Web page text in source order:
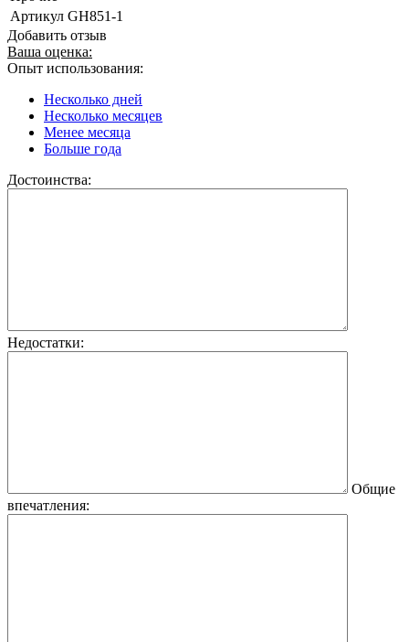
Артикул GH851-1
Добавить отзыв
Ваша оценка:
Опыт использования:
Несколько дней
Несколько месяцев
Менее месяца
Больше года
Достоинства:
Недостатки:
Общие
впечатления: